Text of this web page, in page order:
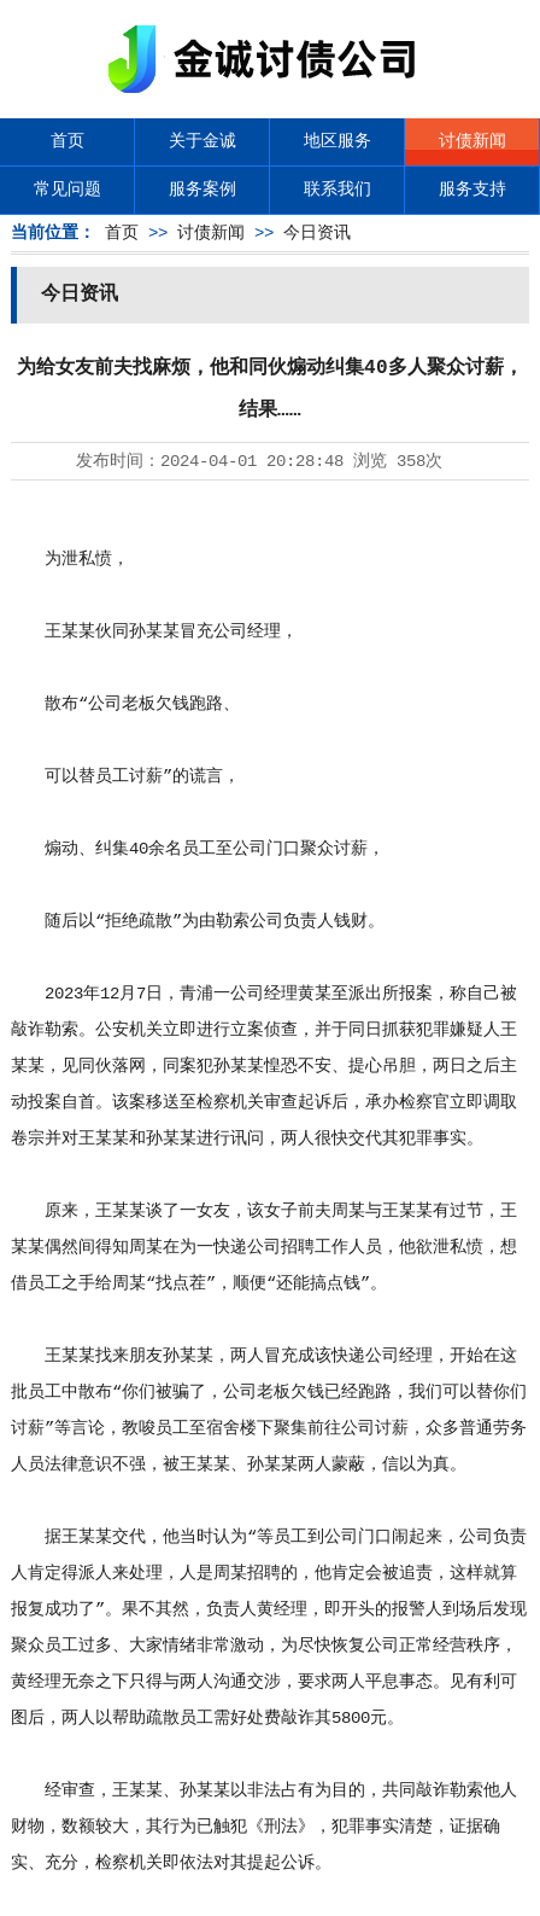
首页 关于金诚 地区服务 讨债新闻
常见问题 服务案例 联系我们 服务支持
当前位置： 首页 >> 讨债新闻 >> 今日资讯
今日资讯
为给女友前夫找麻烦，他和同伙煽动纠集40多人聚众讨薪，
结果……
发布时间： 2024-04-01 20:28:48浏览 358次
为泄私愤，
王某某伙同孙某某冒充公司经理，
散布“公司老板欠钱跑路、
可以替员工讨薪”的谎言，
煽动、纠集40余名员工至公司门口聚众讨薪，
随后以“拒绝疏散”为由勒索公司负责人钱财。
2023年12月7日，青浦一公司经理黄某至派出所报案，称自己被
敲诈勒索。公安机关立即进行立案侦查，并于同日抓获犯罪嫌疑人王
某某，见同伙落网，同案犯孙某某惶恐不安、提心吊胆，两日之后主
动投案自首。该案移送至检察机关审查起诉后，承办检察官立即调取
卷宗并对王某某和孙某某进行讯问，两人很快交代其犯罪事实。
原来，王某某谈了一女友，该女子前夫周某与王某某有过节，王
某某偶然间得知周某在为一快递公司招聘工作人员，他欲泄私愤，想
借员工之手给周某“找点茬”，顺便“还能搞点钱”。
王某某找来朋友孙某某，两人冒充成该快递公司经理，开始在这
批员工中散布“你们被骗了，公司老板欠钱已经跑路，我们可以替你们
讨薪”等言论，教唆员工至宿舍楼下聚集前往公司讨薪，众多普通劳务
人员法律意识不强，被王某某、孙某某两人蒙蔽，信以为真。
据王某某交代，他当时认为“等员工到公司门口闹起来，公司负责
人肯定得派人来处理，人是周某招聘的，他肯定会被追责，这样就算
报复成功了”。果不其然，负责人黄经理，即开头的报警人到场后发现
聚众员工过多、大家情绪非常激动，为尽快恢复公司正常经营秩序，
黄经理无奈之下只得与两人沟通交涉，要求两人平息事态。见有利可
图后，两人以帮助疏散员工需好处费敲诈其5800元。
经审查，王某某、孙某某以非法占有为目的，共同敲诈勒索他人
财物，数额较大，其行为已触犯《刑法》，犯罪事实清楚，证据确
实、充分，检察机关即依法对其提起公诉。